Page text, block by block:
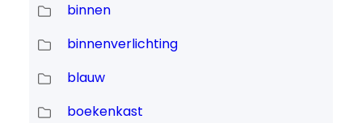
binnen
binnenverlichting
blauw
boekenkast